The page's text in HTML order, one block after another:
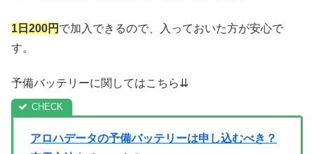
1日200円 で加入できるので、入っておいた方が安心で
す。
予備バッテリーに関してはこちら⇊
アロハデータの予備バッテリーは申し込むべき？